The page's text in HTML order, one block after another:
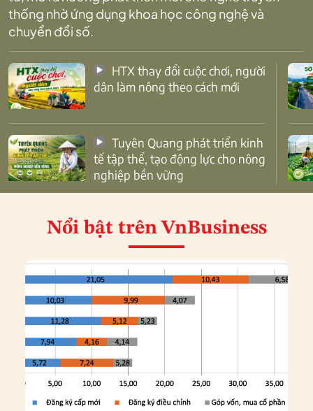
thống nhờ ứng dụng khoa học công nghệ và
chuyển đổi số.
dân làm nông theo cách mới
tế tập thể, tạo động lực cho nông
nghiệp bền vững
Nổi bật trên VnBusiness